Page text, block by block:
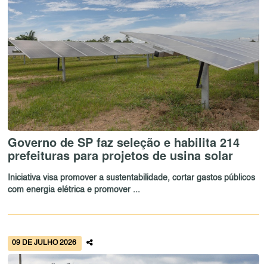
Governo de SP faz seleção e habilita 214
prefeituras para projetos de usina solar
Iniciativa visa promover a sustentabilidade, cortar gastos públicos
com energia elétrica e promover ...
09 DE JULHO 2026